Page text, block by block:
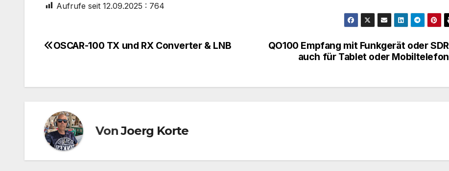
Aufrufe seit 12.09.2025 : 764
Beitragsnavigation
QO100 Empfang mit Funkgerät oder SDR
auch für Tablet oder Mobiltelefon
OSCAR-100 TX und RX Converter & LNB
VonJoerg Korte